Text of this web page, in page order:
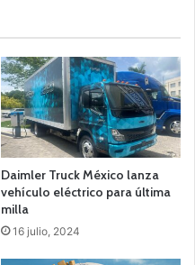
Daimler Truck México lanza
vehículo eléctrico para última
milla
16 julio, 2024